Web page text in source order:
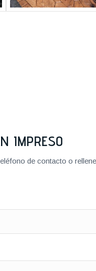
IMPRESO
de contacto o